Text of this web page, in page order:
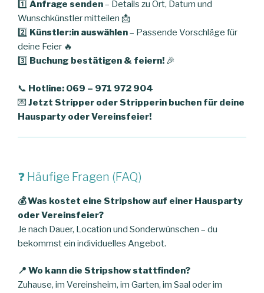
1️⃣ Anfrage senden– Details zu Ort, Datum und
Wunschkünstler mitteilen 📩
2️⃣ Künstler:in auswählen– Passende Vorschläge für
deine Feier 🔥
3️⃣ Buchung bestätigen & feiern! 🎉
📞 Hotline: 069 – 971 972 904
💌 Jetzt Stripper oder Stripperin buchen für deine
Hausparty oder Vereinsfeier!
❓ Häufige Fragen (FAQ)
💰 Was kostet eine Stripshow auf einer Hausparty
oder Vereinsfeier?
Je nach Dauer, Location und Sonderwünschen – du
bekommst ein individuelles Angebot.
📍 Wo kann die Stripshow stattfinden?
Zuhause, im Vereinsheim, im Garten, im Saal oder im